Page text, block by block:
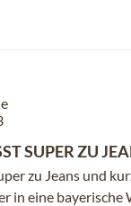
SUPER ZU
zu Jeans und
in eine